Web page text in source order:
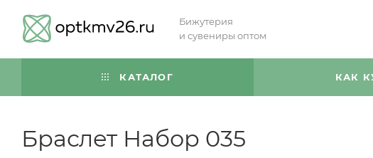
Бижутерия
и сувениры оптом
КАТАЛОГ КАК
Браслет Набор 035